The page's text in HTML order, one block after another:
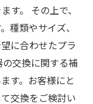
す。 その上で、
種類やサイズ、
に合わせたプラ
交換に関する補
す。お客様にと
交換をご検討い